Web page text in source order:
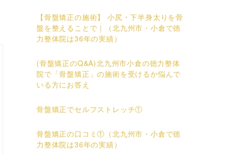
【骨盤矯正の施術】 小尻・下半身太りを骨
盤を整えることで｜（北九州市・小倉で徳
力整体院は36年の実績）
(骨盤矯正のQ&A)北九州市小倉の徳力整体
院で「骨盤矯正」の施術を受けるか悩んで
いる方にお答え
骨盤矯正でセルフストレッチ①
骨盤矯正の口コミ①（北九州市・小倉で徳
力整体院は36年の実績）